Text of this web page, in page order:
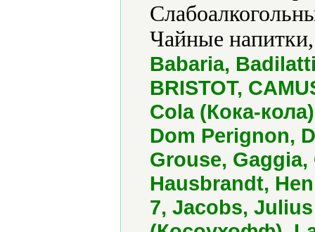
Чайные
Babaria,
BRISTOT,
Cola (Кока-
Dom Perignon,
Grouse,
Hausbrandt,
7, Jacobs,